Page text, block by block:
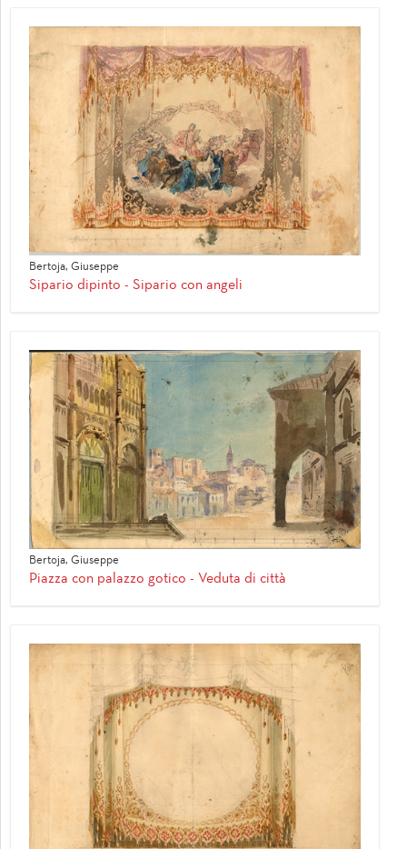
Bertoja, Giuseppe
Sipario dipinto - Sipario con angeli
Bertoja, Giuseppe
Piazza con palazzo gotico - Veduta di città